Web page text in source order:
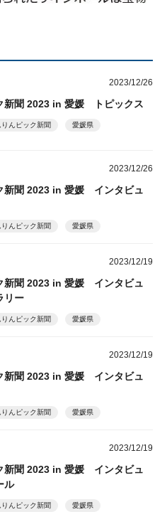
2023/12/26
新聞 2023 in 愛媛 トピックス
りんピック新聞 愛媛県
2023/12/26
新聞 2023 in 愛媛 インタビュ
りんピック新聞 愛媛県
2023/12/19
新聞 2023 in 愛媛 インタビュ
リー
りんピック新聞 愛媛県
2023/12/19
新聞 2023 in 愛媛 インタビュ
りんピック新聞 愛媛県
2023/12/19
新聞 2023 in 愛媛 インタビュ
ル
りんピック新聞 愛媛県